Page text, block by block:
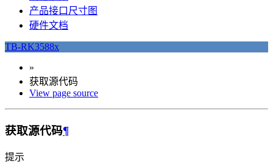
产品接口尺寸图
硬件文档
TB-RK3588x
»
获取源代码
View page source
获取源代码¶
提示